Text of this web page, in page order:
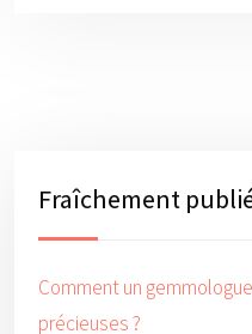
Fraîchement
Comment un
précieuses ?